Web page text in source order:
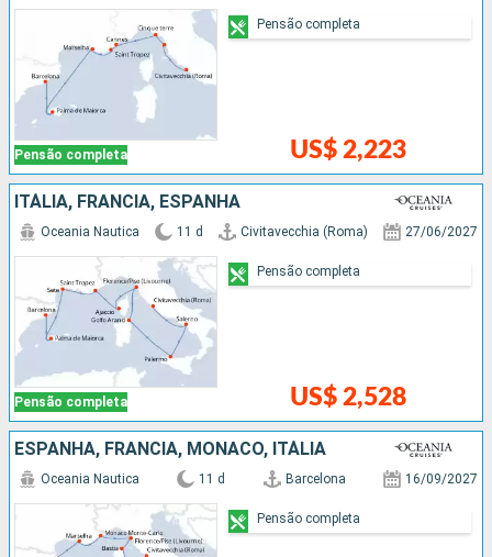
Pensão completa US$ 2,223
Pensão completa
ITÁLIA, FRANCIA, ESPANHA
Pensão completa
Oceania Nautica 11 d Civitavecchia (Roma) 27/06/2027
US$ 2,528
Pensão completa
ESPANHA, FRANCIA, MÔNACO, ITÁLIA
Oceania Nautica 11 d Barcelona 16/09/2027
Pensão completa